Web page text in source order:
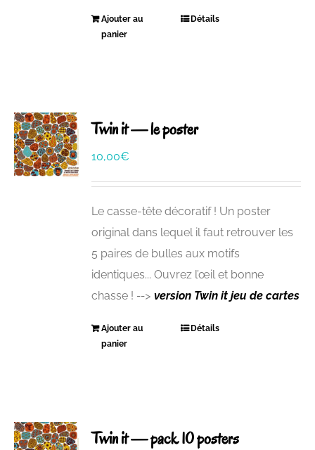
Ajouter au
panier
Détails
Twin it — le poster
10,00€
Le casse-tête décoratif ! Un poster
original dans lequel il faut retrouver les
5 paires de bulles aux motifs
identiques... Ouvrez l’œil et bonne
chasse ! -->version Twin it jeu de cartes
Ajouter au
panier
Détails
Twin it — pack 10 posters